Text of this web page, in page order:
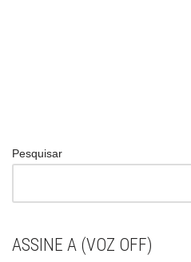
Pesquisar
ASSINE A (VOZ OFF)